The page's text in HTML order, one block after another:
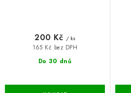
Do 30 dnů
165 Kč bez DPH
200 Kč / ks